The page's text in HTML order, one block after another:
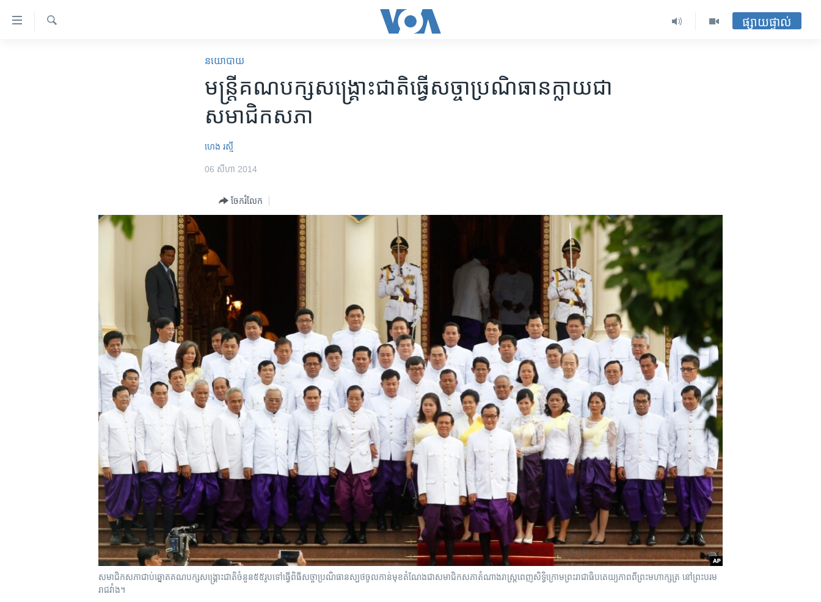
ទៅ​
ផ្សាយផ្ទាល់
នយោបាយ
មន្ត្រីគណបក្ស​សង្គ្រោះជាតិ​ធ្វើសច្ចា​ប្រណិធាន​ក្លាយជា​
សមាជិក​សភា
ហេង រស្មី
06 សីហា 2014
ចែករំលែក
សមាជិក​សភា​ជាប់​ឆ្នោត​គណបក្ស​សង្គ្រោះជាតិ​ចំនួន​៥៥​រូប​ទៅ​ធ្វើ​ពិធី​សច្ចាប្រណិធាន​ស្បថ​ចូល​កាន់​មុខ​តំណែង​ជា​សមាជិក​សភា​តំណាង​រាស្ត្រ​ពេញ​សិទ្ធិ​​ក្រោម​ព្រះ​រាជា​ធិបតេយ្យ​ភាព​ពី​ព្រះ​មហា​ក្សត្រ​ នៅ​ព្រះ​បរម​
រាជ​វាំង។​​